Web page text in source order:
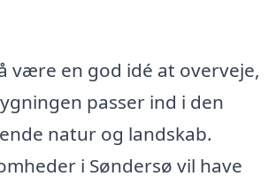
være en god idé at overveje,
passer ind i den
natur og landskab.
i Søndersø vil have